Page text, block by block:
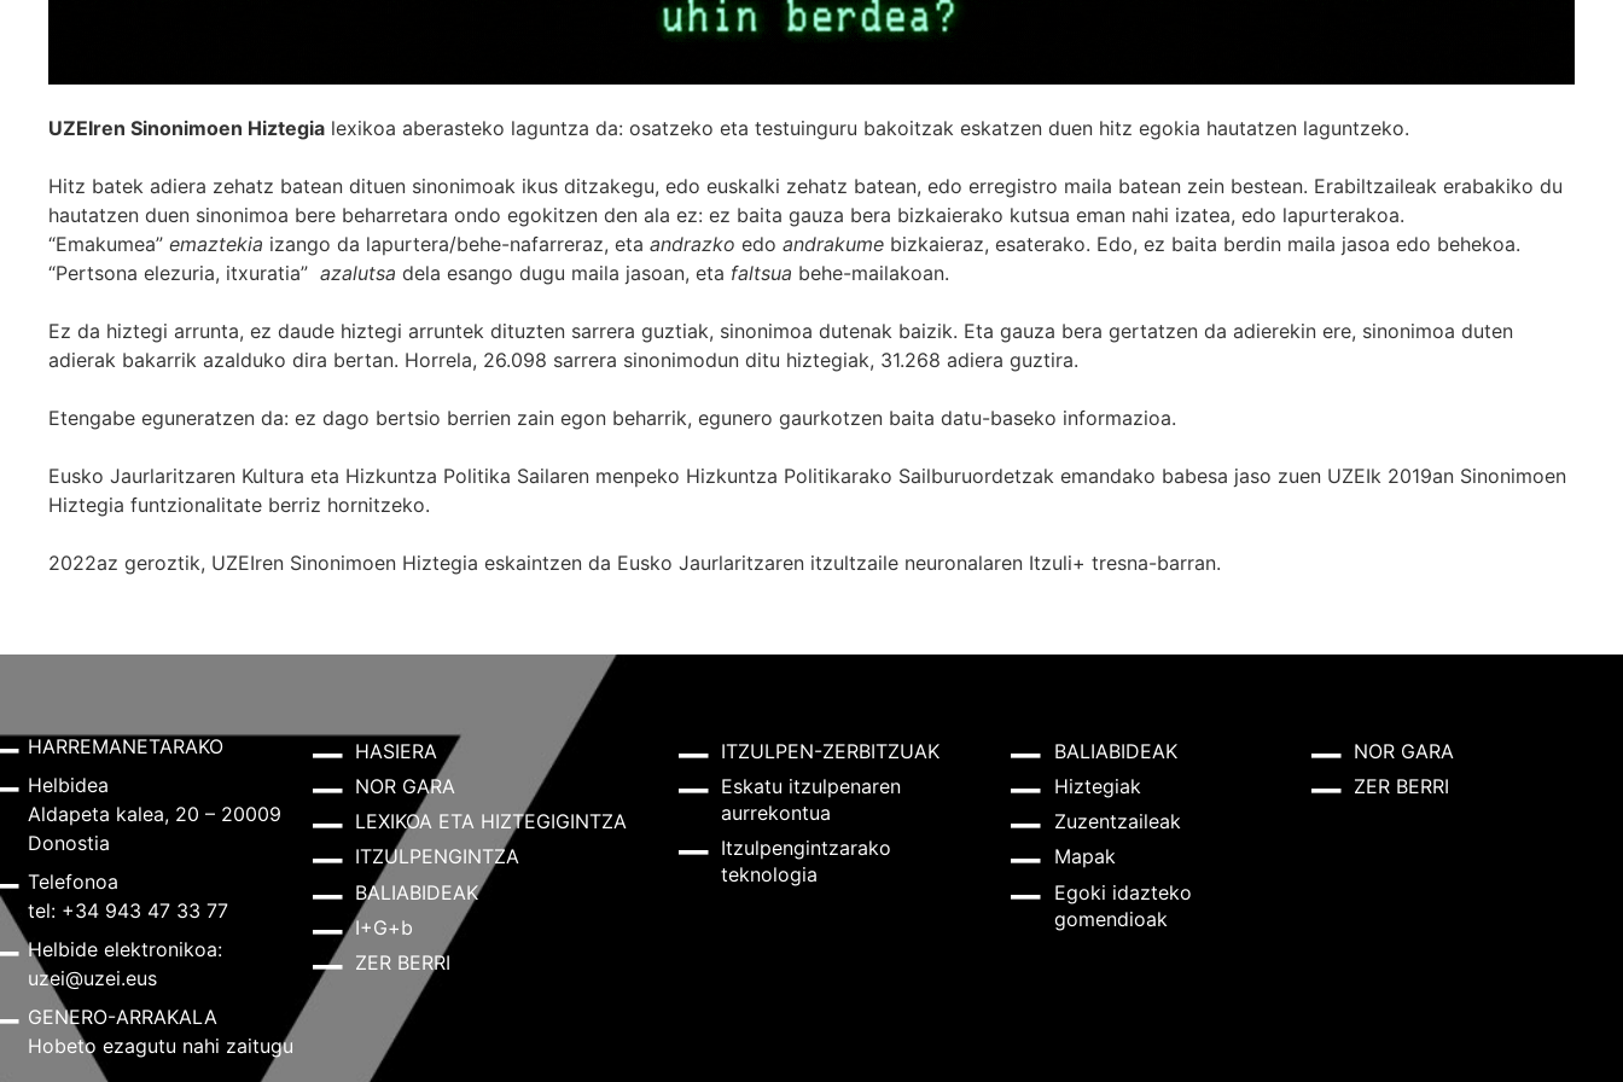
UZEIren Sinonimoen Hiztegia lexikoa aberasteko laguntza da: osatzeko eta testuinguru bakoitzak eskatzen duen hitz egokia hautatzen laguntzeko.
Hitz batek adiera zehatz batean dituen sinonimoak ikus ditzakegu, edo euskalki zehatz batean, edo erregistro maila batean zein bestean. Erabiltzaileak erabakiko du
hautatzen duen sinonimoa bere beharretara ondo egokitzen den ala ez: ez baita gauza bera bizkaierako kutsua eman nahi izatea, edo lapurterakoa.
“Emakumea” emaztekia izango da lapurtera/behe-nafarreraz, eta andrazko edo andrakume bizkaieraz, esaterako. Edo, ez baita berdin maila jasoa edo behekoa.
“Pertsona elezuria, itxuratia” azalutsa dela esango dugu maila jasoan, eta faltsua behe-mailakoan.
Ez da hiztegi arrunta, ez daude hiztegi arruntek dituzten sarrera guztiak, sinonimoa dutenak baizik. Eta gauza bera gertatzen da adierekin ere, sinonimoa duten
adierak bakarrik azalduko dira bertan. Horrela, 26.098 sarrera sinonimodun ditu hiztegiak, 31.268 adiera guztira.
Etengabe eguneratzen da: ez dago bertsio berrien zain egon beharrik, egunero gaurkotzen baita datu-baseko informazioa.
Eusko Jaurlaritzaren Kultura eta Hizkuntza Politika Sailaren menpeko Hizkuntza Politikarako Sailburuordetzak emandako babesa jaso zuen UZEIk 2019an Sinonimoen
Hiztegia funtzionalitate berriz hornitzeko.
2022az geroztik, UZEIren Sinonimoen Hiztegia eskaintzen da Eusko Jaurlaritzaren itzultzaile neuronalaren Itzuli+ tresna-barran.
HARREMANETARAKO
Helbidea
Aldapeta kalea, 20 – 20009
Donostia
Telefonoa
tel: +34 943 47 33 77
Helbide elektronikoa:
uzei@uzei.eus
GENERO-ARRAKALA
Hobeto ezagutu nahi zaitugu
HASIERA
NOR GARA
LEXIKOA ETA HIZTEGIGINTZA
ITZULPENGINTZA
BALIABIDEAK
I+G+b
ZER BERRI
ITZULPEN-ZERBITZUAK
Eskatu itzulpenaren
aurrekontua
Itzulpengintzarako
teknologia
BALIABIDEAK
Hiztegiak
Zuzentzaileak
Mapak
Egoki idazteko
gomendioak
NOR GARA
ZER BERRI